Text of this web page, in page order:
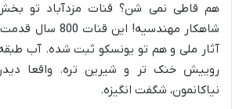
هم قاطی نمی شن؟ قنات مزدآباد تو
شاهکار مهندسیه!
آثار ملی و هم تو یونسکو ثبت شده. آب
روییش خنک تر و شیرین تره. واقعا
نیاکانمون، شگفت انگیزه.